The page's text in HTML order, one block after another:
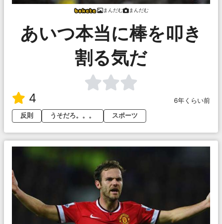
まんだむ まんだむ
あいつ本当に棒を叩き
割る気だ
4
6年くらい前
反則
うそだろ。。。 スポーツ